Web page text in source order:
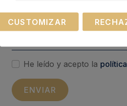
He leído y acepto la
Necesarias
Estas cookies son necesarias
CUSTOMIZAR